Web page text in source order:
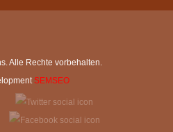
Alle Rechte vorbehalten.
SEMSEO